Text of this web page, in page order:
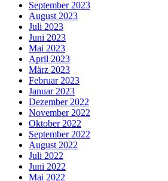
September 2023
August 2023
Juli 2023
Juni 2023
Mai 2023
April 2023
März 2023
Februar 2023
Januar 2023
Dezember 2022
November 2022
Oktober 2022
September 2022
August 2022
Juli 2022
Juni 2022
Mai 2022